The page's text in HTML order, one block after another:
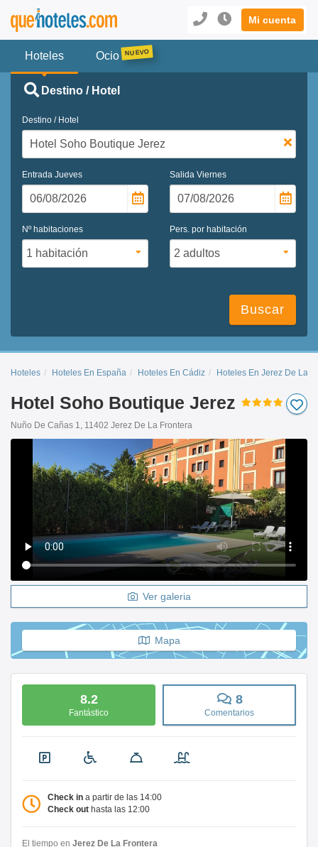
Mi cuenta
Hoteles Ocio
Destino / Hotel
Destino / Hotel
Entrada Jueves Salida Viernes
Nº habitaciones Pers. por habitación
Buscar
Hoteles Hoteles En España Hoteles En Cádiz Hoteles En Jerez De La
Hotel Soho Boutique Jerez
Nuño De Cañas 1, 11402 Jerez De La Frontera
Ver galeria
Mapa
8.2
Fantástico
8
Comentarios
Check in a partir de las 14:00
Check out hasta las 12:00
El tiempo en Jerez De La Frontera